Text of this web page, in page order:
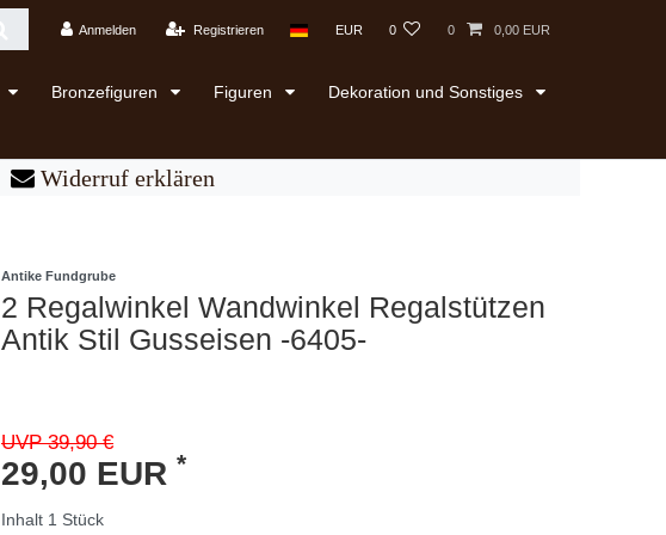
Anmelden Registrieren EUR 0 0 0,00 EUR
Bronzefiguren Figuren Dekoration und Sonstiges
Widerruf erklären
Antike Fundgrube
2 Regalwinkel Wandwinkel Regalstützen
Antik Stil Gusseisen -6405-
UVP 39,90 €
29,00 EUR *
Inhalt 1 Stück